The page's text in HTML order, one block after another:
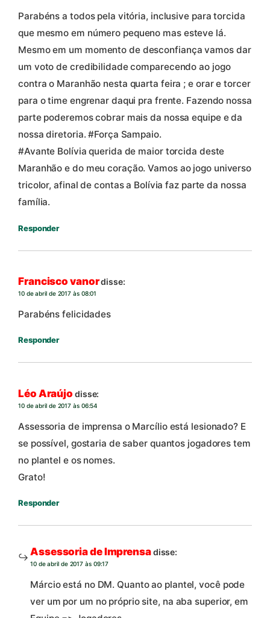
Parabéns a todos pela vitória, inclusive para torcida
que mesmo em número pequeno mas esteve lá.
Mesmo em um momento de desconfiança vamos dar
um voto de credibilidade comparecendo ao jogo
contra o Maranhão nesta quarta feira ; e orar e torcer
para o time engrenar daqui pra frente. Fazendo nossa
parte poderemos cobrar mais da nossa equipe e da
nossa diretoria. #Força Sampaio.
#Avante Bolívia querida de maior torcida deste
Maranhão e do meu coração. Vamos ao jogo universo
tricolor, afinal de contas a Bolívia faz parte da nossa
família.
Responder
Francisco vanordisse:
10 de abril de 2017 às 08:01
Parabéns felicidades
Responder
Léo Araújo disse:
10 de abril de 2017 às 06:54
Assessoria de imprensa o Marcílio está lesionado? E
se possível, gostaria de saber quantos jogadores tem
no plantel e os nomes.
Grato!
Responder
Assessoria de Imprensadisse:
10 de abril de 2017 às 09:17
Márcio está no DM. Quanto ao plantel, você pode
ver um por um no próprio site, na aba superior, em